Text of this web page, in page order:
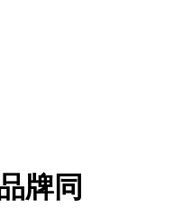
牌同